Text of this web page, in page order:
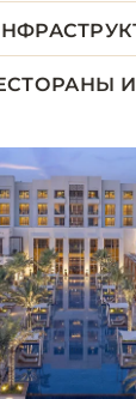
& Spa by
Island
Hotel and
Resort by
Dhabi
Island